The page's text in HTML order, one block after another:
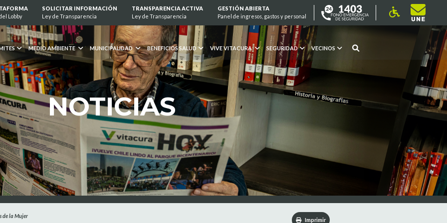
Lobby
SOLICITAR INFORMACIÓN
Ley de Transparencia
TRANSPARENCIA ACTIVA
Ley de Transparencia
GESTIÓN ABIERTA
Panel de ingresos, gastos y personal
MEDIO AMBIENTE MUNICIPALIDAD BENEFICIOS SALUD VIVE VITACURA SEGURIDAD VECINOS
NOTICIAS
de la Mujer
Imprimir